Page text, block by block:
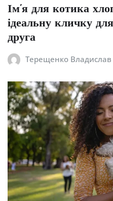
Ім’я для котика
ідеальну кличку
друга
Терещенко Владислав